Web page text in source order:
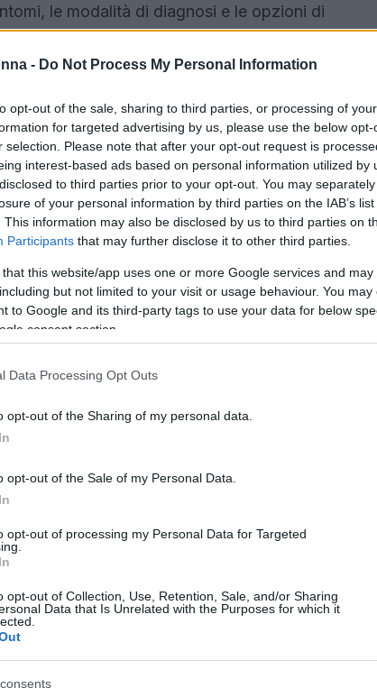
- Do Not Process My Personal Information
opt-out of the sale, sharing to third parties, or processing of
for targeted advertising by us, please use the below
selection. Please note that after your opt-out request is
interest-based ads based on personal information utilized by
to third parties prior to your opt-out. You may
of your personal information by third parties on the IAB’s
This information may also be disclosed by us to third parties on
Participants that may further disclose it to other third parties.
that this website/app uses one or more Google services and
but not limited to your visit or usage behaviour. You
to Google and its third-party tags to use your data for below
consent section.
Data Processing Opt Outs
opt-out of the Sharing of my personal data.
opt-out of the Sale of my Personal Data.
opt-out of processing my Personal Data for Targeted
opt-out of Collection, Use, Retention, Sale, and/or Sharing
Data that Is Unrelated with the Purposes for which it
le modalità di diagnosi e le opzioni di
un mondo di informazioni che potrebbero
placche bianche sottili e aree di pelle
le cause esatte di questa condizione
che fattori autoimmuni, genetici e ormonali
Possono essere dolorose e
e proprio ostacolo. Le aree genitali, in
portando a fusioni cutanee e restringimenti
solo scomode, ma addirittura dolorose.